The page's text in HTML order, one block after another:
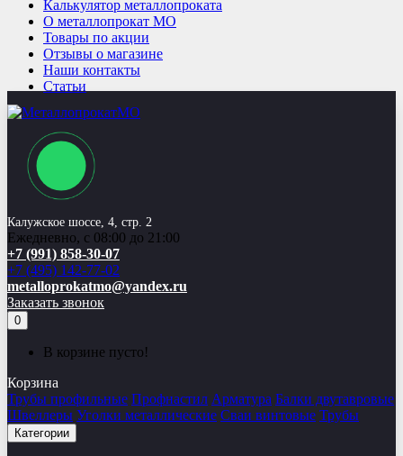
Калькулятор металлопроката
О металлопрокат МО
Товары по акции
Отзывы о магазине
Наши контакты
Статьи
Калужское шоссе, 4, стр. 2
Ежедневно, с 08:00 до 21:00
+7 (991) 858-30-07
+7 (495) 142-77-02
metalloprokatmo@yandex.ru
Заказать звонок
0
В корзине пусто!
Корзина
Трубы профильные Профнастил Арматура Балки двутавровые
Швеллеры Уголки металлические Сваи винтовые Трубы
Категории